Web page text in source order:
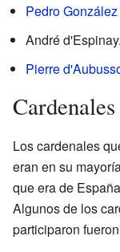
Pedro
André d'Espinay.
Pierre
Los cardenales
eran en su
que era de
Algunos de los
participaron